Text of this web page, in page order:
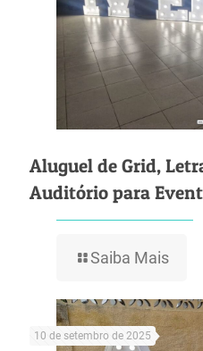
Aluguel de Grid,
Auditório para
Saiba Mais
10 de setembro de 2025